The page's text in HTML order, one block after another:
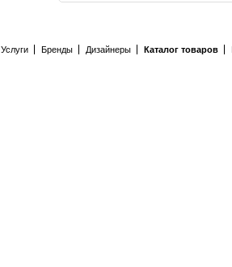
Услуги Бренды Дизайнеры Каталог товаров